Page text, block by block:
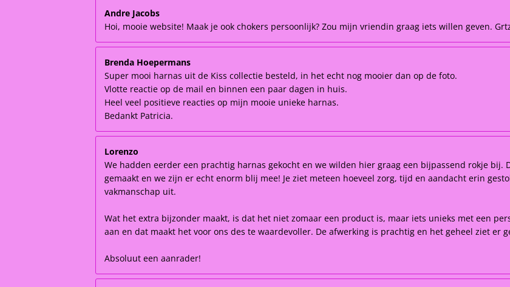
Andre Jacobs
Hoi, mooie website! Maak je ook chokers persoonlijk? Zou mijn vriendin graag iets willen geven.
Brenda Hoepermans
Super mooi harnas uit de Kiss collectie besteld, in het echt nog mooier dan op de foto.
Vlotte reactie op de mail en binnen een paar dagen in huis.
Heel veel positieve reacties op mijn mooie unieke harnas.
Bedankt Patricia.
Lorenzo
We hadden eerder een prachtig harnas gekocht en we wilden hier graag een bijpassend rokje bij.
gemaakt en we zijn er echt enorm blij mee! Je ziet meteen hoeveel zorg, tijd en aandacht erin
vakmanschap uit.
Wat het extra bijzonder maakt, is dat het niet zomaar een product is, maar iets unieks met een
aan en dat maakt het voor ons des te waardevoller. De afwerking is prachtig en het geheel ziet er
Absoluut een aanrader!